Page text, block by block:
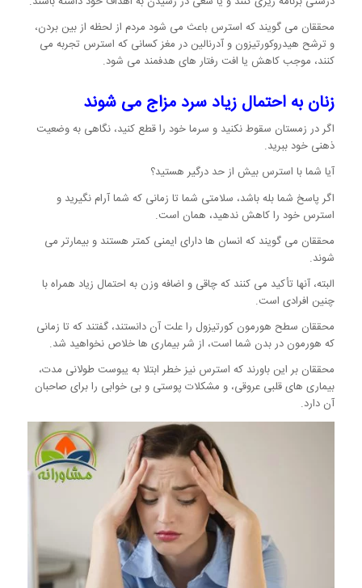
محققان می گویند که استرس باعث می شود مردم از لحظه از بین بردن،
و ترشح هیدروکورتیزون و آدرنالین در مغز کسانی که استرس تجربه می
کنند، موجب کاهش یا افت رفتار های هدفمند می شود.
زنان به احتمال زیاد سرد مزاج می شوند
اگر در زمستان سقوط نکنید و سرما خود را قطع کنید، نگاهی به وضعیت
ذهنی خود ببرید.
آیا شما با استرس بیش از حد درگیر هستید؟
اگر پاسخ شما بله باشد، سلامتی شما تا زمانی که شما آرام نگیرید و
استرس خود را کاهش ندهید، همان است.
محققان می گویند که انسان ها دارای ایمنی کمتر هستند و بیمارتر می
شوند.
البته، آنها تأکید می کنند که چاقی و اضافه وزن به احتمال زیاد همراه با
چنین افرادی است.
محققان سطح هورمون کورتیزول را علت آن دانستند، گفتند که تا زمانی
که هورمون در بدن شما است، از شر بیماری ها خلاص نخواهید شد.
محققان بر این باورند که استرس نیز خطر ابتلا به یبوست طولانی مدت،
بیماری های قلبی عروقی، و مشکلات پوستی و بی خوابی را برای صاحبان
آن دارد.